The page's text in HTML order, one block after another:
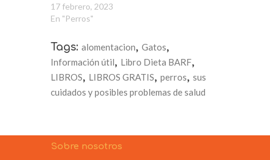
17 febrero, 2023
En "Perros"
Tags: alomentacion, Gatos,
Información útil, Libro Dieta BARF,
LIBROS, LIBROS GRATIS, perros, sus
cuidados y posibles problemas de salud
Sobre nosotros